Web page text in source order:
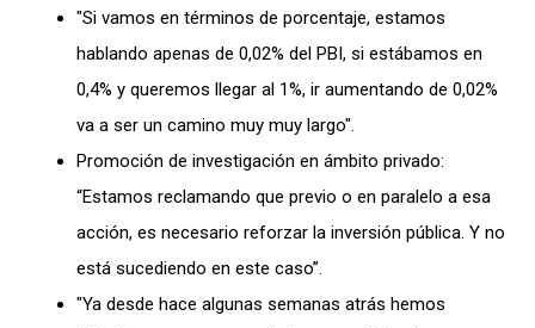
"Si vamos en términos de porcentaje, estamos
hablando apenas de 0,02% del PBI, si estábamos en
0,4% y queremos llegar al 1%, ir aumentando de 0,02%
va a ser un camino muy muy largo".
Promoción de investigación en ámbito privado:
“Estamos reclamando que previo o en paralelo a esa
acción, es necesario reforzar la inversión pública. Y no
está sucediendo en este caso”.
"Ya desde hace algunas semanas atrás hemos